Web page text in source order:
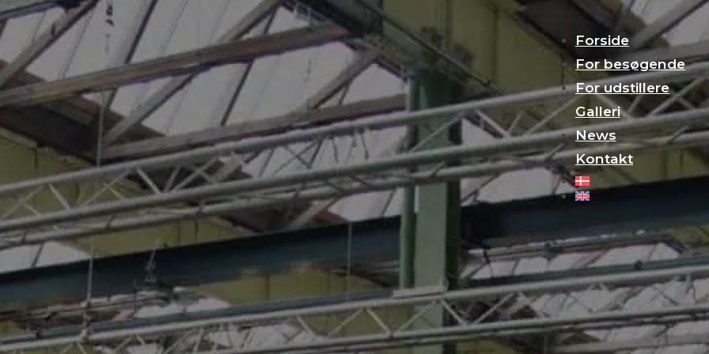
Forside
For besøgende
For udstillere
Galleri
News
Kontakt